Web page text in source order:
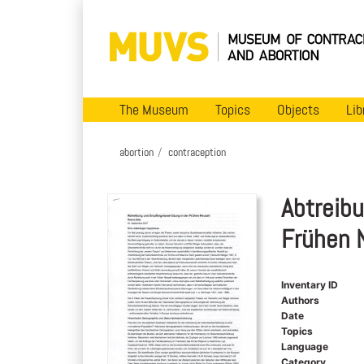
The Museum Topics Objects
abortion contraception
Frühen
Inventary ID
Authors
Date
Topics
Language
Category